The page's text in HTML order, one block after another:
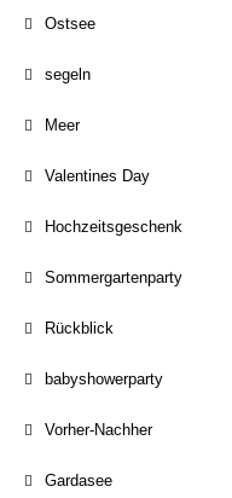
Ostsee
segeln
Meer
Valentines Day
Hochzeitsgeschenk
Sommergartenparty
Rückblick
babyshowerparty
Vorher-Nachher
Gardasee